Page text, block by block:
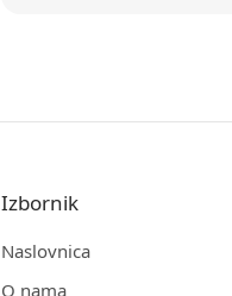
Izbornik
Naslovnica
O nama